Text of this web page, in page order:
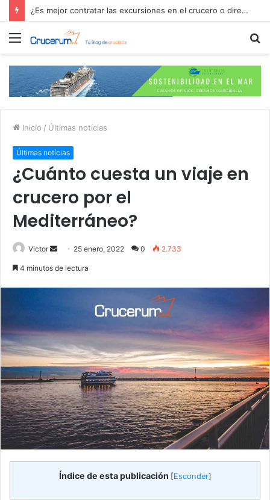
¿Es mejor contratar las excursiones en el crucero o directamente en el puerto?
Menú
Inicio / Últimas notícias
Últimas notícias
¿Cuánto cuesta un viaje en
crucero por el
Mediterráneo?
Victor
Send 25 enero, 2022 0 2.733
4 minutos de lectura
Índice de esta publicación [Esconder]